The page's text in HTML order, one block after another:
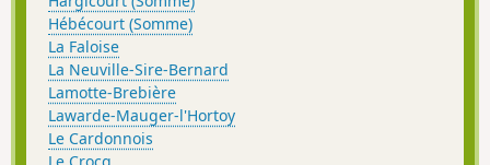
Hébécourt (Somme)
La Faloise
La Neuville-Sire-Bernard
Lamotte-Brebière
Lawarde-Mauger-l'Hortoy
Le Cardonnois